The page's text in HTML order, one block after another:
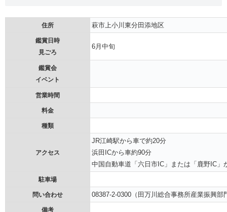
住所 萩市上小川東分田添地区
鑑賞日時
見ごろ
6月中旬
鑑賞会
イベント
営業時間
料金
種類
アクセス
JR江崎駅から車で約20分
浜田ICから車約90分
中国自動車道「六日市IC」または「鹿野IC」
駐車場
問い合わせ 08387-2-0300（田万川総合事務所産業振興部
備考